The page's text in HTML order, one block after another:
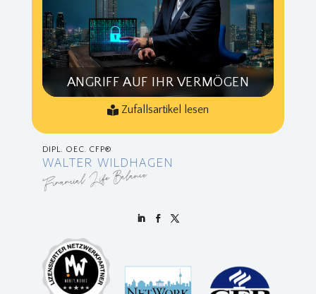
ANGRIFF AUF IHR VERMÖGEN
Zufallsartikel lesen
DIPL. OEC. CFP®
WALTER WILDHAGEN
Financial Life Balance